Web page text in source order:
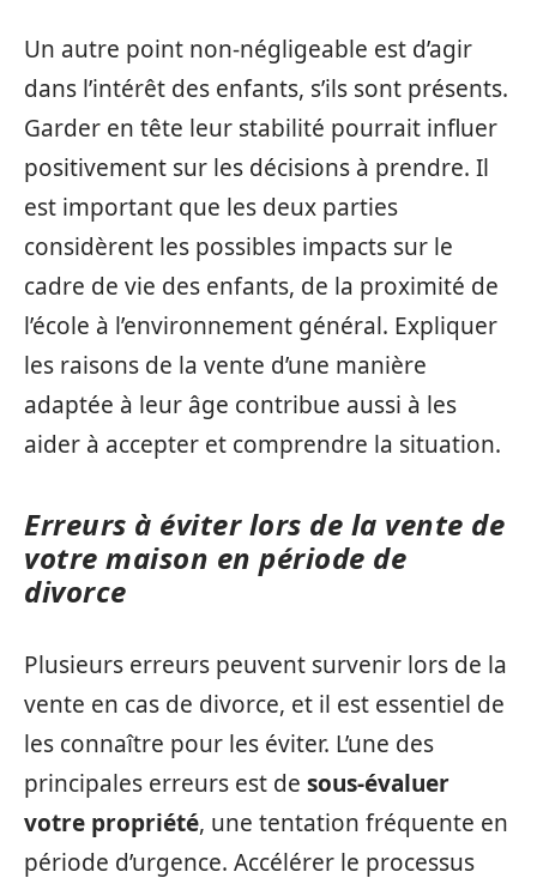
Un autre point non-négligeable est d’agir
dans l’intérêt des enfants, s’ils sont présents.
Garder en tête leur stabilité pourrait influer
positivement sur les décisions à prendre. Il
est important que les deux parties
considèrent les possibles impacts sur le
cadre de vie des enfants, de la proximité de
l’école à l’environnement général. Expliquer
les raisons de la vente d’une manière
adaptée à leur âge contribue aussi à les
aider à accepter et comprendre la situation.
Erreurs à éviter lors de la vente de
votre maison en période de
divorce
Plusieurs erreurs peuvent survenir lors de la
vente en cas de divorce, et il est essentiel de
les connaître pour les éviter. L’une des
principales erreurs est de sous-évaluer
votre propriété, une tentation fréquente en
période d’urgence. Accélérer le processus